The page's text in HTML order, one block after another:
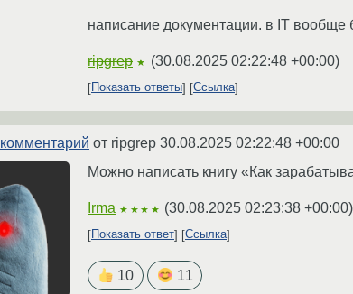
написание документации. в IT вообще
ripgrep ★ (30.08.2025 02:22:48 +00:00)
Показать ответы Ссылка
комментарий от ripgrep 30.08.2025 02:22:48 +00:00
Можно написать книгу «Как
Irma ★★★★ (30.08.2025 02:23:38 +00:00)
Показать ответ Ссылка
10 11